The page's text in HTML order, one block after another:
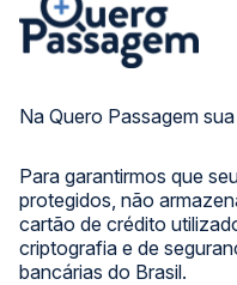
Na Quero Passagem
Para garantirmos que
protegidos, não
cartão de crédito
criptografia e de
bancárias do Brasil.